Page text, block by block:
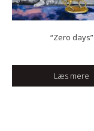
“Zero days”
Læs mere